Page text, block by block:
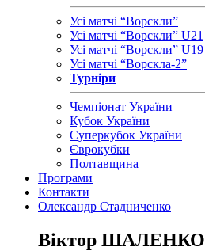
Усі матчі “Ворскли”
Усі матчі “Ворскли” U21
Усі матчі “Ворскли” U19
Усі матчі “Ворскла-2”
Турніри
Чемпіонат України
Кубок України
Суперкубок України
Єврокубки
Полтавщина
Програми
Контакти
Олександр Стадниченко
Віктор ШАЛЕНКО